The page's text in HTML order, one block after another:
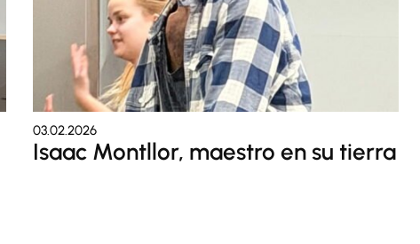
03.02.2026
Isaac Montllor, maestro en su tierra